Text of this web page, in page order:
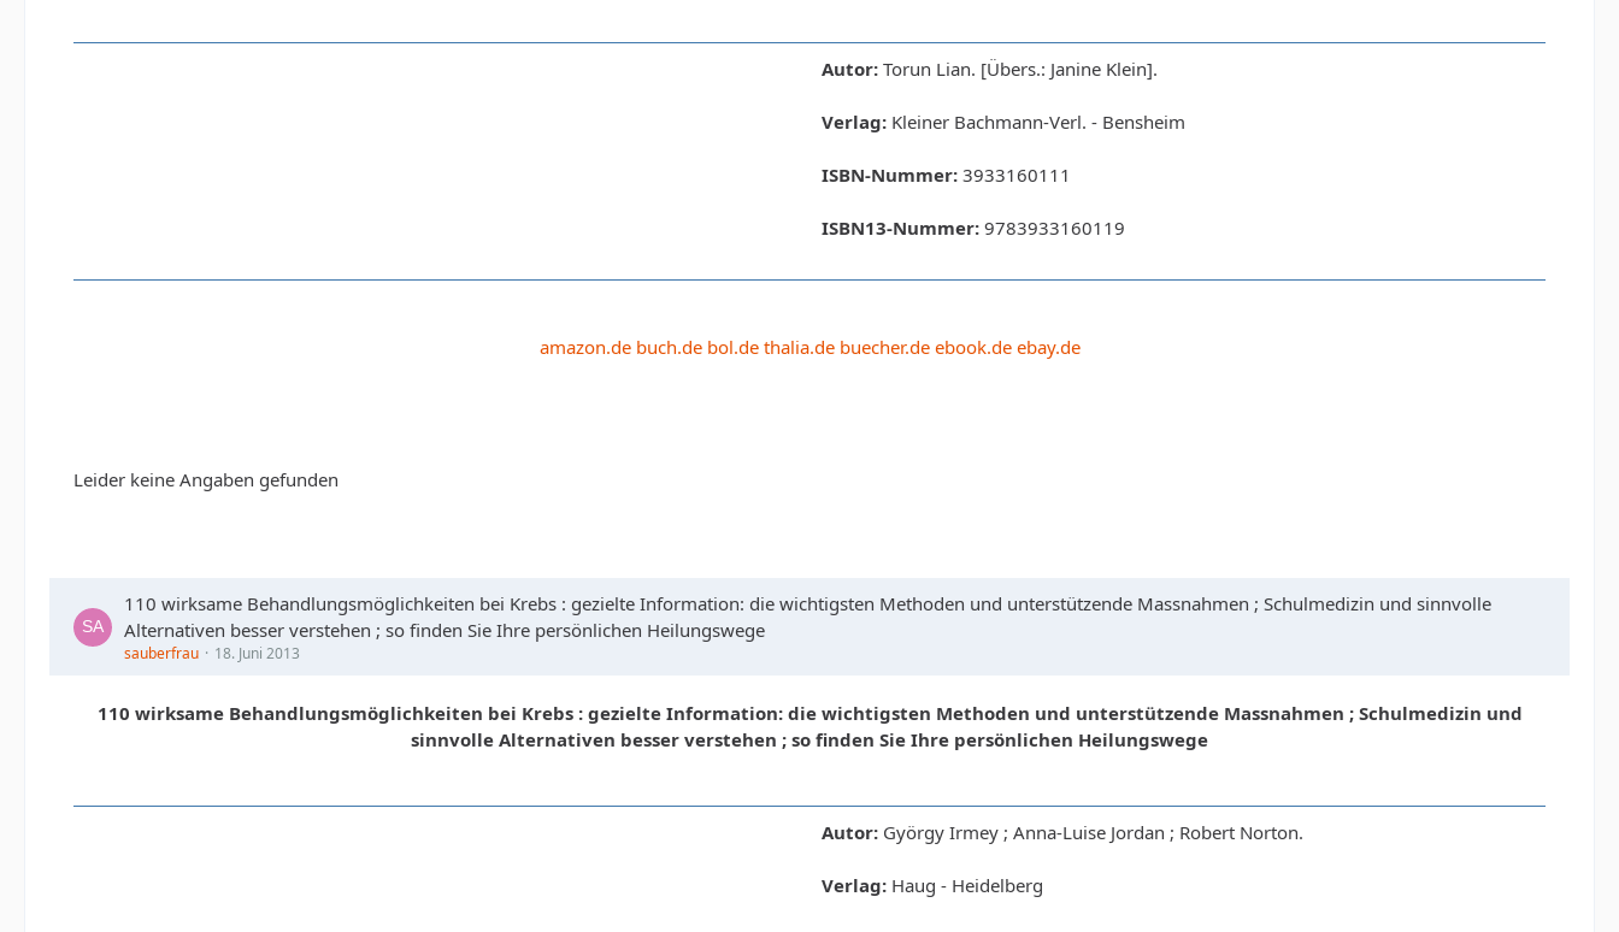
Autor: Torun Lian. [Übers.: Janine Klein].
Verlag: Kleiner Bachmann-Verl. - Bensheim
ISBN-Nummer: 3933160111
ISBN13-Nummer: 9783933160119
amazon.de buch.de bol.de thalia.de buecher.de ebook.de ebay.de
Leider keine Angaben gefunden
110 wirksame Behandlungsmöglichkeiten bei Krebs : gezielte Information: die wichtigsten Methoden und unterstützende Massnahmen ; Schulmedizin und sinnvolle
Alternativen besser verstehen ; so finden Sie Ihre persönlichen Heilungswege
sauberfrau 18. Juni 2013
110 wirksame Behandlungsmöglichkeiten bei Krebs : gezielte Information: die wichtigsten Methoden und unterstützende Massnahmen ; Schulmedizin und
sinnvolle Alternativen besser verstehen ; so finden Sie Ihre persönlichen Heilungswege
Autor: György Irmey ; Anna-Luise Jordan ; Robert Norton.
Verlag: Haug - Heidelberg